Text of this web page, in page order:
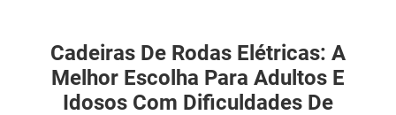
Cadeiras De Rodas Elétricas: A
Melhor Escolha Para Adultos E
Idosos Com Dificuldades De